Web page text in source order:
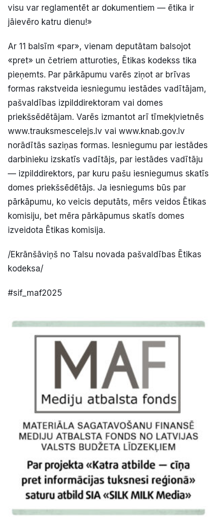
visu var reglamentēt ar dokumentiem — ētika ir
jāievēro katru dienu!»
Ar 11 balsīm «par», vienam deputātam balsojot
«pret» un četriem atturoties, Ētikas kodekss tika
pieņemts. Par pārkāpumu varēs ziņot ar brīvas
formas rakstveida iesniegumu iestādes vadītājam,
pašvaldības izpilddirektoram vai domes
priekšsēdētājam. Varēs izmantot arī tīmekļvietnēs
www.trauksmescelejs.lv vai www.knab.gov.lv
norādītās saziņas formas. Iesniegumu par iestādes
darbinieku izskatīs vadītājs, par iestādes vadītāju
— izpilddirektors, par kuru pašu iesniegumus skatīs
domes priekšsēdētājs. Ja iesniegums būs par
pārkāpumu, ko veicis deputāts, mērs veidos Ētikas
komisiju, bet mēra pārkāpumus skatīs domes
izveidota Ētikas komisija.
/Ekrānšāviņš no Talsu novada pašvaldības Ētikas
kodeksa/
#sif_maf2025